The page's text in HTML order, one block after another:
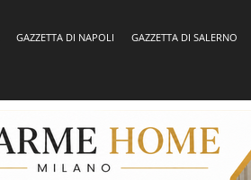
GAZZETTA DI NAPOLI GAZZETTA DI SALERNO